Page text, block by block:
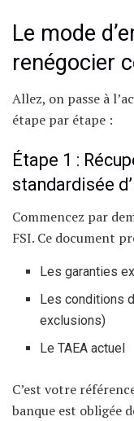
Le mode
renégocier
Allez, on passe à
étape par étape :
Étape 1 :
standardisée
Commencez par
FSI. Ce document
Les garanties
Les conditions
exclusions)
Le TAEA actuel
C’est votre
banque est obligée